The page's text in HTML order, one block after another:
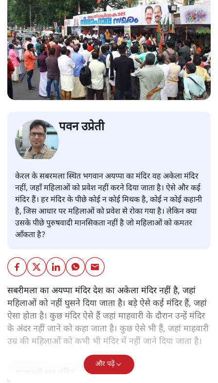
पवन उप्रेती
केरल के सबरमला स्थित भगवान अयप्पा का मंदिर वह अकेला मंदिर
नहीं, जहाँ महिलाओं को प्रवेश नहीं करने दिया जाता है। ऐसे और कई
मंदिर हैं। हर मंदिर के पीछे कोई न कोई मिथक है, कोई न कोई कहानी
है, जिस आधार पर महिलाओं को प्रवेश से रोका गया है। लेकिन क्या
उसके पीछे पुरुषवादी मानसिकता नहीं है जो महिलाओं को कमतर
आँकता है?
सबरीमला का अयप्पा मंदिर देश का अकेला मंदिर नहीं है, जहां
महिलाओं को नहीं घुसने दिया जाता है। बड़े ऐसे कई मंदिर हैं, जहां
ऐसा होता है। कुछ मंदिर ऐसे हैं जहां माहवारी के दौरान उन्हें मंदिर
के अंदर नहीं जाने को कहा जाता है। कुछ ऐसे भी हैं, जहां माहवारी
उम्र की महिलाओं को कभी भी मंदिर में नहीं जाने दिया जाता है।
और पढ़ें